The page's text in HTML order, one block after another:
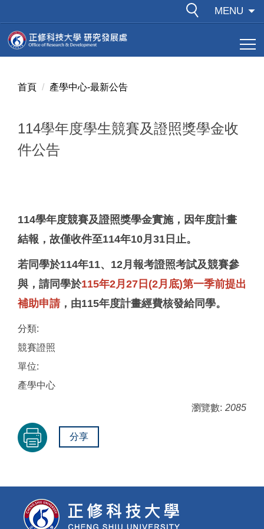
到
主
要
MENU
首頁 產學中心-最新公告
114學年度學生競賽及證照獎學金收
件公告
114學年度競賽及證照獎學金實施，因年度計畫
結報，故僅收件至114年10月31日止。
若同學於114年11、12月報考證照考試及競賽參
與，請同學於115年2月27日(2月底)第一季前提出
補助申請，由115年度計畫經費核發給同學。
分類:
競賽證照
單位:
產學中心
瀏覽數: 2085
分享